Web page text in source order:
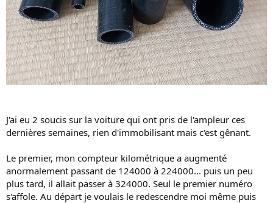
J'ai eu 2 soucis sur la voiture qui ont pris de l'ampleur ces
dernières semaines, rien d'immobilisant mais c'est gênant.
Le premier, mon compteur kilométrique a augmenté
anormalement passant de 124000 à 224000... puis un peu
plus tard, il allait passer à 324000. Seul le premier numéro
s'affole. Au départ je voulais le redescendre moi même puis